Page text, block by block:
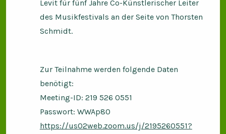
Levit für fünf Jahre Co-Künstlerischer Leiter
des Musikfestivals an der Seite von Thorsten
Schmidt.
Zur Teilnahme werden folgende Daten
benötigt:
Meeting-ID: 219 526 0551
Passwort: WWAp80
https://us02web.zoom.us/j/2195260551?